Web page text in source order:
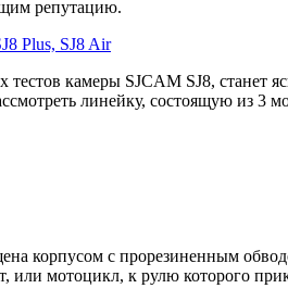
репутацию.
камеры SJCAM SJ8, станет
линейку, состоящую из
корпусом с прорезиненным
мотоцикл, к рулю которого